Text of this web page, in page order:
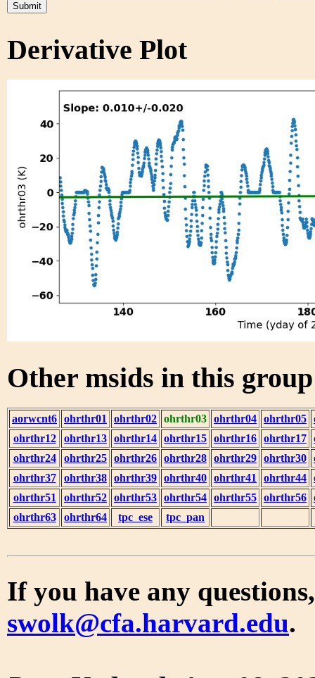
Derivative Plot
Other msids in this
aorwcnt6 ohrthr01 ohrthr02 ohrthr03 ohrthr04 ohrthr05
ohrthr12
ohrthr13 ohrthr14 ohrthr15 ohrthr16 ohrthr17
ohrthr24
ohrthr25 ohrthr26 ohrthr28 ohrthr29 ohrthr30
ohrthr37
ohrthr38 ohrthr39 ohrthr40 ohrthr41 ohrthr44
ohrthr51
ohrthr52 ohrthr53 ohrthr54 ohrthr55 ohrthr56
ohrthr63
ohrthr64 tpc_ese tpc_pan
If you have any
swolk@cfa.harvard.edu.